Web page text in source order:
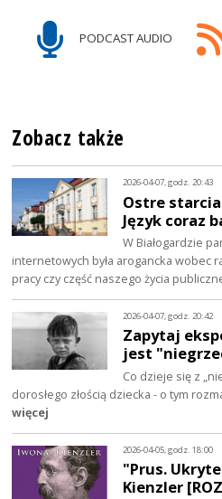
PODCAST AUDIO
Zobacz także
2026-04-07, godz. 20:43
Ostre
Język coraz
W Białogardzie
internetowych była arogancka wobec
pracy czy część naszego życia
2026-04-07, godz. 20:42
Zapytaj
jest
Co dzieje się z
dorosłego złością dziecka - o tym
więcej
2026-04-05, godz. 18:00
"Prus.
Kienzler